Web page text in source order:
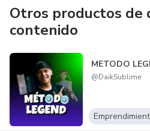
Atrapado en la duda de si son
Atrapado en estrategias que no
Atrapado esperando el
Sistema Sublime existe para
Otros productos de
contenido
METODO
@DaikSublime